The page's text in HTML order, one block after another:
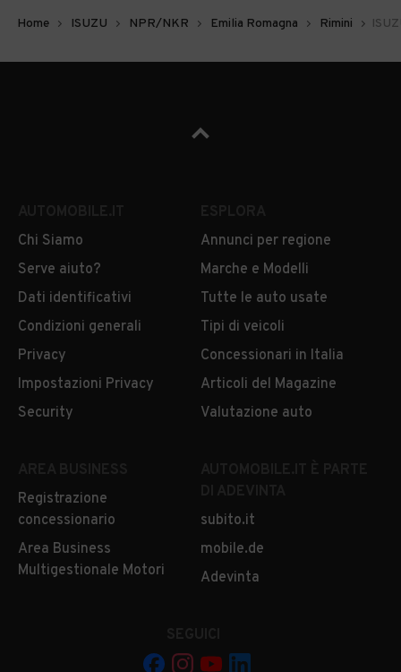
Home ISUZU NPR/NKR Emilia Romagna Rimini
Chi Siamo
Serve aiuto?
Dati identificativi
Condizioni generali
Privacy
Impostazioni Privacy
Security
Annunci per regione
Marche e Modelli
Tutte le auto usate
Tipi di veicoli
Concessionari in Italia
Articoli del Magazine
Valutazione auto
Registrazione
concessionario
Area Business
Multigestionale Motori
subito.it
mobile.de
Adevinta